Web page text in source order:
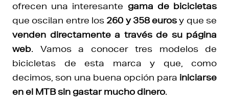
ofrecen una interesante gama de bicicletas
que oscilan entre los 260 y 358 eurosy que se
venden directamente a través de su página
web. Vamos a conocer tres modelos de
bicicletas de esta marca y que, como
decimos, son una buena opción para iniciarse
en el MTB sin gastar mucho dinero.